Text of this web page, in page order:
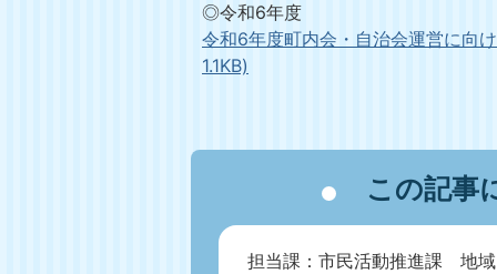
◎令和6年度
令和6年度町内会・自治会運営に向
1.1KB)
この記事
担当課：市民活動推進課 地